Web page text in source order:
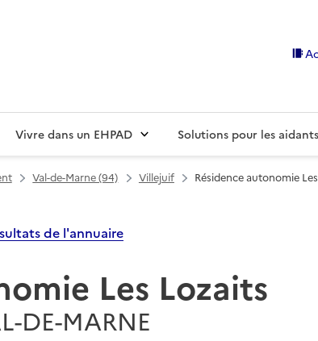
Vivre dans un EHPAD Solutions pour les aidants
Val-de-Marne (94) Villejuif Résidence autonomie
de l'annuaire
Les Lozaits
DE-MARNE